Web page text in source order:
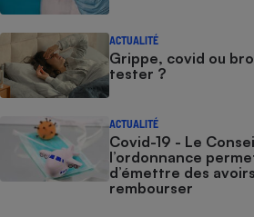
ACTUALITÉ
Grippe, covid ou
tester ?
ACTUALITÉ
Covid-19 - Le
l’ordonnance
d’émettre des
rembourser